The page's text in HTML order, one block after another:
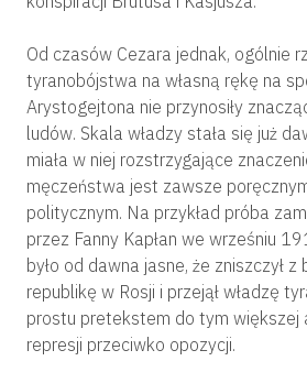
Od czasów Cezara jednak, ogólnie
tyranobójstwa na własną rękę na
Arystogejtona nie przynosiły
ludów. Skala władzy stała się już
miała w niej rozstrzygające
męczeństwa jest zawsze
politycznym. Na przykład próba
przez Fanny Kapłan we wrześniu
było od dawna jasne, że zniszczył z
republikę w Rosji i przejął władzę
prostu pretekstem do tym
represji przeciwko opozycji.